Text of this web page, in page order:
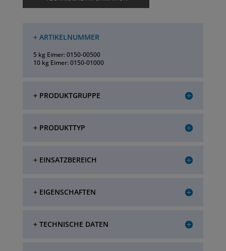
+ ARTIKELNUMMER
5 kg Eimer: 0150-00500
10 kg Eimer: 0150-01000
+ PRODUKTGRUPPE
+ PRODUKTTYP
+ EINSATZBEREICH
+ EIGENSCHAFTEN
+ TECHNISCHE DATEN